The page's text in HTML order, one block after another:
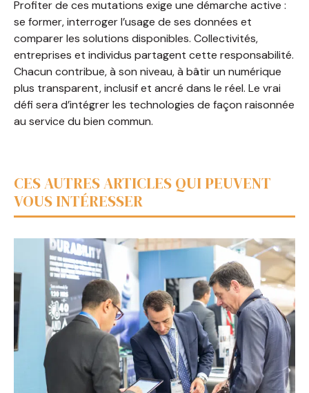
Profiter de ces mutations exige une démarche active :
se former, interroger l’usage de ses données et
comparer les solutions disponibles. Collectivités,
entreprises et individus partagent cette responsabilité.
Chacun contribue, à son niveau, à bâtir un numérique
plus transparent, inclusif et ancré dans le réel. Le vrai
défi sera d’intégrer les technologies de façon raisonnée
au service du bien commun.
CES AUTRES ARTICLES QUI PEUVENT
VOUS INTÉRESSER